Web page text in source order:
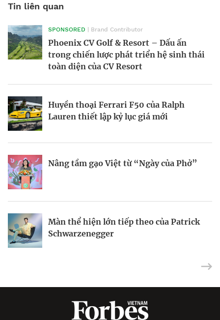
Tin liên quan
SPONSORED | Brand Contributor
Phoenix CV Golf & Resort – Dấu ấn
trong chiến lược phát triển hệ sinh thái
toàn diện của CV Resort
Huyền thoại Ferrari F50 của Ralph
Lauren thiết lập kỷ lục giá mới
Nâng tầm gạo Việt từ “Ngày của Phở”
Màn thể hiện lớn tiếp theo của Patrick
Schwarzenegger
Morgan Supersport 2025: Siêu xe hiện
đại trong dáng vẻ hoài cổ
Phòng chờ thương gia SASCO – Trải
nghiệm quốc tế, kết tinh bản sắc
Việt Nam
Victor Vũ và nghệ thuật cân bằng trong
điện ảnh
“music marketing” tiền tỷ